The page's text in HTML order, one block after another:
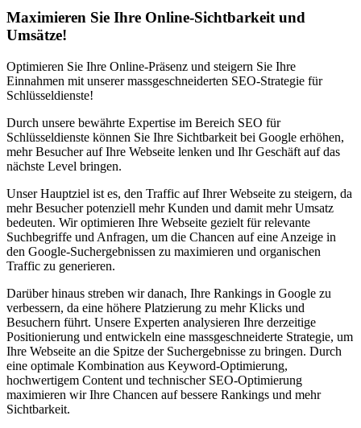
Maximieren Sie Ihre Online-Sichtbarkeit und
Umsätze!
Optimieren Sie Ihre Online-Präsenz und steigern Sie Ihre
Einnahmen mit unserer massgeschneiderten SEO-Strategie für
Schlüsseldienste!
Durch unsere bewährte Expertise im Bereich SEO für
Schlüsseldienste können Sie Ihre Sichtbarkeit bei Google erhöhen,
mehr Besucher auf Ihre Webseite lenken und Ihr Geschäft auf das
nächste Level bringen.
Unser Hauptziel ist es, den Traffic auf Ihrer Webseite zu steigern, da
mehr Besucher potenziell mehr Kunden und damit mehr Umsatz
bedeuten. Wir optimieren Ihre Webseite gezielt für relevante
Suchbegriffe und Anfragen, um die Chancen auf eine Anzeige in
den Google-Suchergebnissen zu maximieren und organischen
Traffic zu generieren.
Darüber hinaus streben wir danach, Ihre Rankings in Google zu
verbessern, da eine höhere Platzierung zu mehr Klicks und
Besuchern führt. Unsere Experten analysieren Ihre derzeitige
Positionierung und entwickeln eine massgeschneiderte Strategie, um
Ihre Webseite an die Spitze der Suchergebnisse zu bringen. Durch
eine optimale Kombination aus Keyword-Optimierung,
hochwertigem Content und technischer SEO-Optimierung
maximieren wir Ihre Chancen auf bessere Rankings und mehr
Sichtbarkeit.